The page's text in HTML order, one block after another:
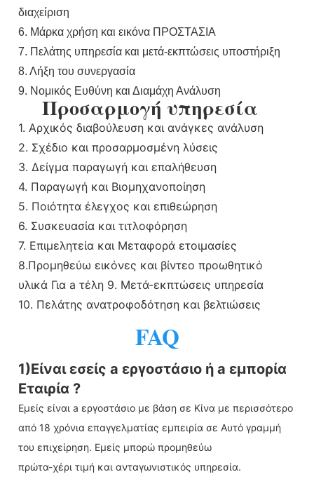
διαχείριση
6. Μάρκα χρήση και εικόνα ΠΡΟΣΤΑΣΙΑ
7. Πελάτης υπηρεσία και μετά-εκπτώσεις υποστήριξη
8. Λήξη του συνεργασία
9. Νομικός Ευθύνη και Διαμάχη Ανάλυση
Προσαρμογή υπηρεσία
1. Αρχικός διαβούλευση και ανάγκες ανάλυση
2. Σχέδιο και προσαρμοσμένη λύσεις
3. Δείγμα παραγωγή και επαλήθευση
4. Παραγωγή και Βιομηχανοποίηση
5. Ποιότητα έλεγχος και επιθεώρηση
6. Συσκευασία και τιτλοφόρηση
7. Επιμελητεία και Μεταφορά ετοιμασίες
8.Προμηθεύω εικόνες και βίντεο προωθητικό
υλικά Για a τέλη 9. Μετά-εκπτώσεις υπηρεσία
10. Πελάτης ανατροφοδότηση και βελτιώσεις
FAQ
1)Είναι εσείς a εργοστάσιο ή a εμπορία
Εταιρία ?
Εμείς είναι a εργοστάσιο με βάση σε Κίνα με περισσότερο
από 18 χρόνια επαγγελματίας εμπειρία σε Αυτό γραμμή
του επιχείρηση. Εμείς μπορώ προμηθεύω
πρώτα-χέρι τιμή και ανταγωνιστικός υπηρεσία.